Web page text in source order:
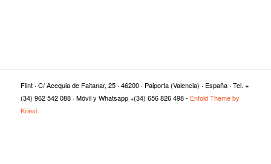
Flint · C/ Acequia de Faitanar, 25 · 46200 · Paiporta (Valencia) · España · Tel. +
(34) 962 542 088 · Móvil y Whatsapp +(34) 656 826 498 - Enfold Theme by
Kriesi